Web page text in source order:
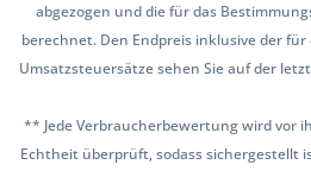
abgezogen und die für das
berechnet. Den Endpreis inklusive der
Umsatzsteuersätze sehen Sie auf der
** Jede Verbraucherbewertung wird vor
Echtheit überprüft, sodass sichergestellt